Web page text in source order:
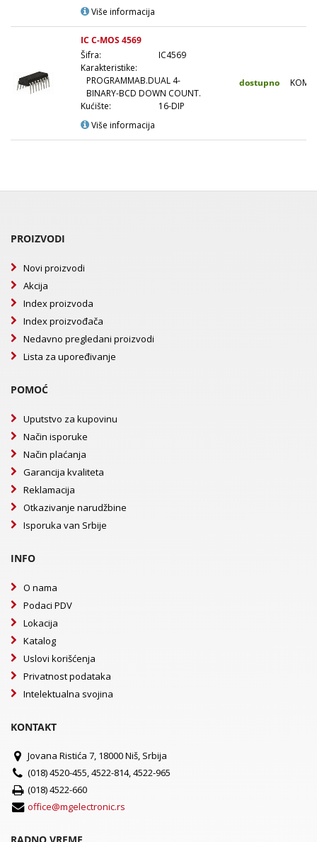
Više informacija
IC C-MOS 4569
Šifra:
IC4569
Karakteristike:
PROGRAMMAB.DUAL 4-
BINARY-BCD DOWN COUNT.
Kućište:
16-DIP
Više informacija
dostupno KOM
PROIZVODI
Novi proizvodi
Akcija
Index proizvoda
Index proizvođača
Nedavno pregledani proizvodi
Lista za upoređivanje
POMOĆ
Uputstvo za kupovinu
Način isporuke
Način plaćanja
Garancija kvaliteta
Reklamacija
Otkazivanje narudžbine
Isporuka van Srbije
INFO
O nama
Podaci PDV
Lokacija
Katalog
Uslovi korišćenja
Privatnost podataka
Intelektualna svojina
KONTAKT
Jovana Ristića 7, 18000 Niš, Srbija
(018) 4520-455, 4522-814, 4522-965
(018) 4522-660
office@mgelectronic.rs